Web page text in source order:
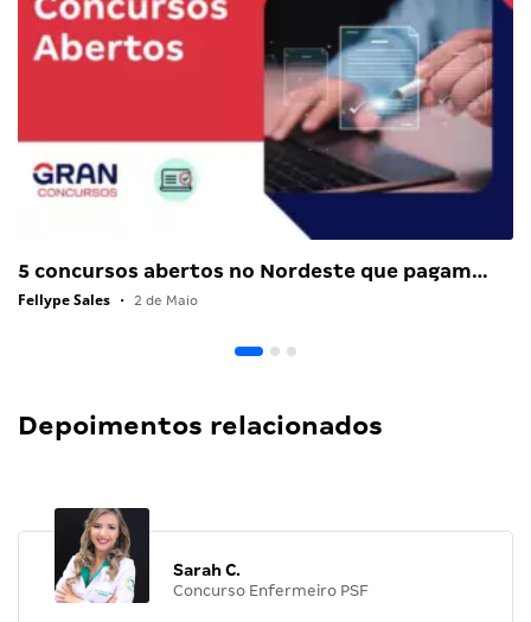
5 concursos abertos no Nordeste que pagam…
Fellype Sales • 2 de Maio
Depoimentos relacionados
Sarah C.
Concurso Enfermeiro PSF